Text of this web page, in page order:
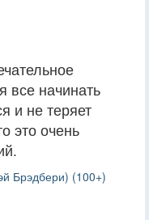
все начинать
и не теряет
это очень
Брэдбери) (100+)